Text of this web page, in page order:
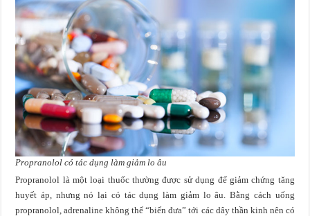
Propranolol có tác dụng làm giảm lo âu
Propranolol là một loại thuốc thường được sử dụng để giảm chứng tăng
huyết áp, nhưng nó lại có tác dụng làm giảm lo âu. Bằng cách uống
propranolol, adrenaline không thể “biến đưa” tới các dây thần kinh nên có